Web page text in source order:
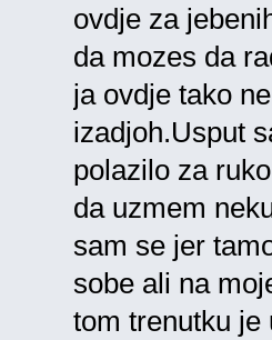
ovdje za
da mozes da
ja ovdje tako
izadjoh.Usput
polazilo za
da uzmem
sam se jer
sobe ali na
tom trenutku je